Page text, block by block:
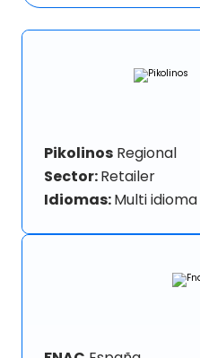
Pikolinos Regional
Sector:Retailer
Idiomas:Multi idioma